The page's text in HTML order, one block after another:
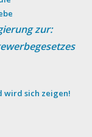
zur:
wird sich zeigen!